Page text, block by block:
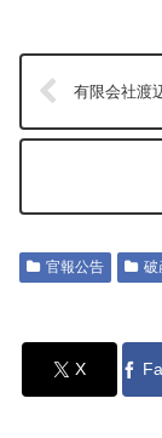
有限会社渡
官報公告 破
X